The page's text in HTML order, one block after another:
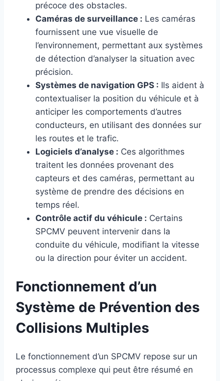
précoce des obstacles.
Caméras de surveillance : Les caméras
fournissent une vue visuelle de
l’environnement, permettant aux systèmes
de détection d’analyser la situation avec
précision.
Systèmes de navigation GPS : Ils aident à
contextualiser la position du véhicule et à
anticiper les comportements d’autres
conducteurs, en utilisant des données sur
les routes et le trafic.
Logiciels d’analyse : Ces algorithmes
traitent les données provenant des
capteurs et des caméras, permettant au
système de prendre des décisions en
temps réel.
Contrôle actif du véhicule : Certains
SPCMV peuvent intervenir dans la
conduite du véhicule, modifiant la vitesse
ou la direction pour éviter un accident.
Fonctionnement d’un
Système de Prévention des
Collisions Multiples
Le fonctionnement d’un SPCMV repose sur un
processus complexe qui peut être résumé en